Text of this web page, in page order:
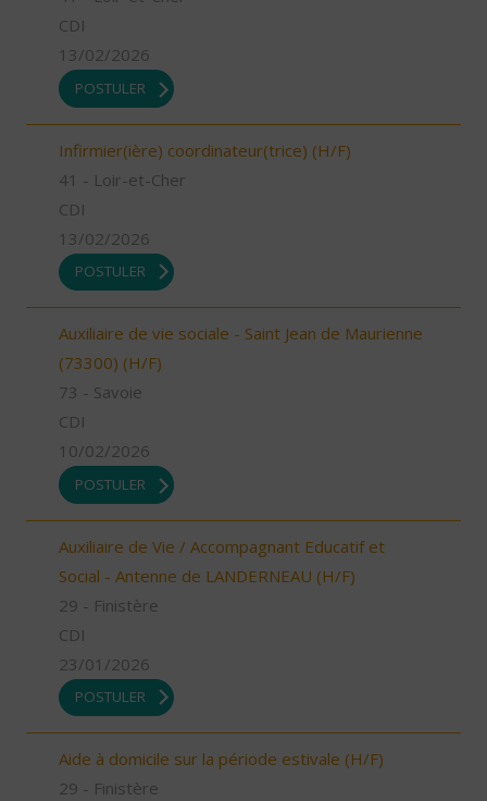
CDI
13/02/2026
POSTULER
Infirmier(ière) coordinateur(trice) (H/F)
41 - Loir-et-Cher
CDI
13/02/2026
POSTULER
Auxiliaire de vie sociale - Saint Jean de Maurienne
(73300) (H/F)
73 - Savoie
CDI
10/02/2026
POSTULER
Auxiliaire de Vie / Accompagnant Educatif et
Social - Antenne de LANDERNEAU (H/F)
29 - Finistère
CDI
23/01/2026
POSTULER
Aide à domicile sur la période estivale (H/F)
29 - Finistère